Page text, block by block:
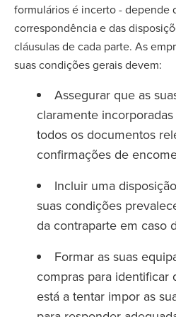
formulários é incerto - depende
correspondência e das
cláusulas de cada parte. As
suas condições gerais devem:
Assegurar que as
claramente
todos os documentos
confirmações de
Incluir uma
suas condições
da contraparte em caso
Formar as suas
compras para identificar
está a tentar impor as